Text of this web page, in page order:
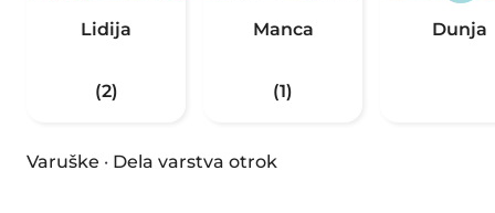
Lidija
(2)
Manca
(1)
Dunja
Varuške · Dela varstva otrok